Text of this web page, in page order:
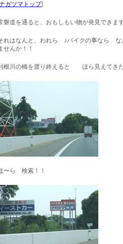
ガツマトップ]
磐道を通ると、おもしもい物が発見できま
れはなんと、われら ♪バイクの事なら な
せんか！！
根川の橋を渡り終えると ほら見えてき
〜ら 検索！！